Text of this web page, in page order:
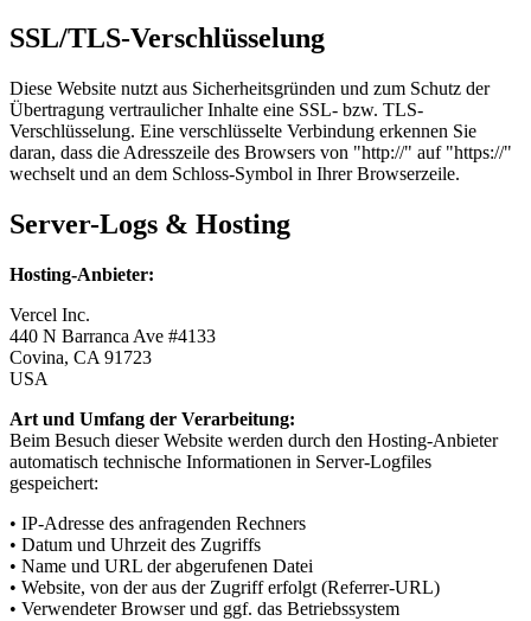
SSL/TLS-Verschlüsselung
Diese Website nutzt aus Sicherheitsgründen und zum Schutz der
Übertragung vertraulicher Inhalte eine SSL- bzw. TLS-
Verschlüsselung. Eine verschlüsselte Verbindung erkennen Sie
daran, dass die Adresszeile des Browsers von "http://" auf "https://"
wechselt und an dem Schloss-Symbol in Ihrer Browserzeile.
Server-Logs & Hosting
Hosting-Anbieter:
Vercel Inc.
440 N Barranca Ave #4133
Covina, CA 91723
USA
Art und Umfang der Verarbeitung:
Beim Besuch dieser Website werden durch den Hosting-Anbieter
automatisch technische Informationen in Server-Logfiles
gespeichert:
• IP-Adresse des anfragenden Rechners
• Datum und Uhrzeit des Zugriffs
• Name und URL der abgerufenen Datei
• Website, von der aus der Zugriff erfolgt (Referrer-URL)
• Verwendeter Browser und ggf. das Betriebssystem